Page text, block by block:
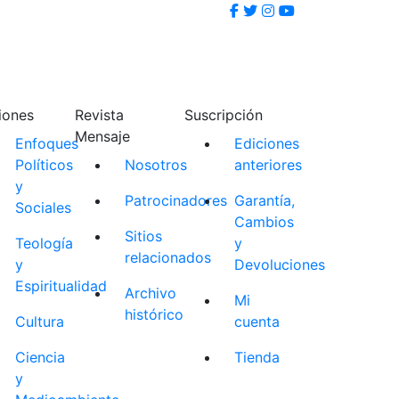
Enfoques
Políticos
y
Sociales
Teología
y
Espiritualidad
Cultura
Ciencia
y
Revista
Mensaje
Nosotros
Patrocinadores
Sitios
relacionados
Archivo
histórico
Suscripción
Ediciones
anteriores
Garantía,
Cambios
y
Devoluciones
Mi
cuenta
Tienda